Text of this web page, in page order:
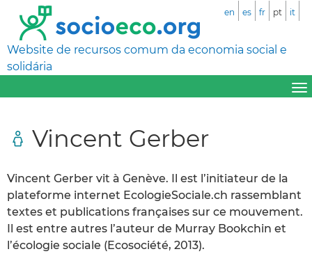
Website de recursos comum da economia social e
solidária
en es fr pt it
Vincent Gerber
Vincent Gerber vit à Genève. Il est l’initiateur de la
plateforme internet EcologieSociale.ch rassemblant
textes et publications françaises sur ce mouvement.
Il est entre autres l’auteur de Murray Bookchin et
l’écologie sociale (Ecosociété, 2013).